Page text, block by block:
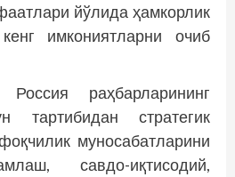
йўлида ҳамкорлик
имкониятларни очиб
раҳбарларининг
тартибидан стратегик
муносабатларини
савдо-иқтисодий,